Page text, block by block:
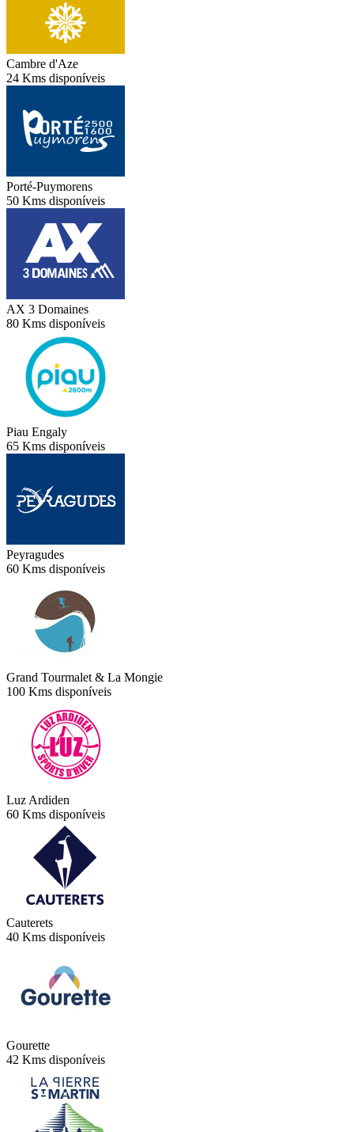
Cambre d'Aze
24 Kms disponíveis
Porté-Puymorens
50 Kms disponíveis
AX 3 Domaines
80 Kms disponíveis
Piau Engaly
65 Kms disponíveis
Peyragudes
60 Kms disponíveis
Grand Tourmalet & La Mongie
100 Kms disponíveis
Luz Ardiden
60 Kms disponíveis
Cauterets
40 Kms disponíveis
Gourette
42 Kms disponíveis